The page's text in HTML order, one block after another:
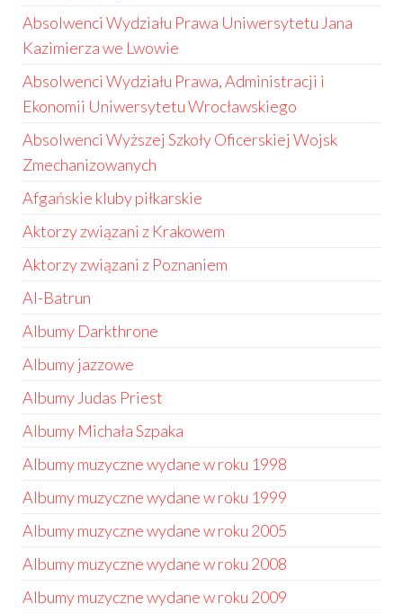
Absolwenci Wydziału Prawa Uniwersytetu Jana
Kazimierza we Lwowie
Absolwenci Wydziału Prawa, Administracji i
Ekonomii Uniwersytetu Wrocławskiego
Absolwenci Wyższej Szkoły Oficerskiej Wojsk
Zmechanizowanych
Afgańskie kluby piłkarskie
Aktorzy związani z Krakowem
Aktorzy związani z Poznaniem
Al-Batrun
Albumy Darkthrone
Albumy jazzowe
Albumy Judas Priest
Albumy Michała Szpaka
Albumy muzyczne wydane w roku 1998
Albumy muzyczne wydane w roku 1999
Albumy muzyczne wydane w roku 2005
Albumy muzyczne wydane w roku 2008
Albumy muzyczne wydane w roku 2009